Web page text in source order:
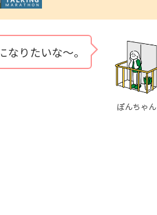
ぽんちゃん
りたいな〜。